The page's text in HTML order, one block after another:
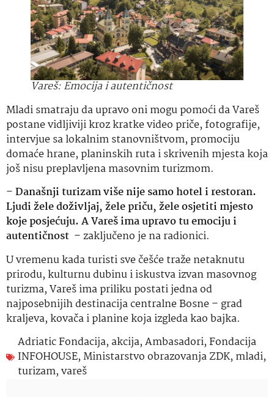
Vareš: Emocija i autentičnost
Mladi smatraju da upravo oni mogu pomoći da Vareš
postane vidljiviji kroz kratke video priče, fotografije,
intervjue sa lokalnim stanovništvom, promociju
domaće hrane, planinskih ruta i skrivenih mjesta koja
još nisu preplavljena masovnim turizmom.
–Današnji turizam više nije samo hotel i restoran.
Ljudi žele doživljaj, žele priču, žele osjetiti mjesto
koje posjećuju. A Vareš ima upravo tu emociju i
autentičnost – zaključeno je na radionici.
U vremenu kada turisti sve češće traže netaknutu
prirodu, kulturnu dubinu i iskustva izvan masovnog
turizma, Vareš ima priliku postati jedna od
najposebnijih destinacija centralne Bosne – grad
kraljeva, kovača i planine koja izgleda kao bajka.
Adriatic Fondacija, akcija,Ambasadori,Fondacija
INFOHOUSE,Ministarstvo obrazovanja ZDK, mladi,
turizam,vareš